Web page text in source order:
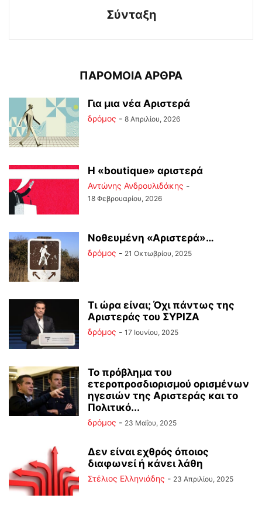
Σύνταξη
ΠΑΡΟΜΟΙΑ ΑΡΘΡΑ
Για μια νέα Αριστερά
δρόμος - 8 Απριλίου, 2026
Η «boutique» αριστερά
Αντώνης Ανδρουλιδάκης -
18 Φεβρουαρίου, 2026
Νοθευμένη «Αριστερά»…
δρόμος - 21 Οκτωβρίου, 2025
Τι ώρα είναι; Όχι πάντως της
Αριστεράς του ΣΥΡΙΖΑ
δρόμος - 17 Ιουνίου, 2025
Το πρόβλημα του
ετεροπροσδιορισμού ορισμένων
ηγεσιών της Αριστεράς και το
Πολιτικό...
δρόμος - 23 Μαΐου, 2025
Δεν είναι εχθρός όποιος
διαφωνεί ή κάνει λάθη
Στέλιος Ελληνιάδης - 23 Απριλίου, 2025